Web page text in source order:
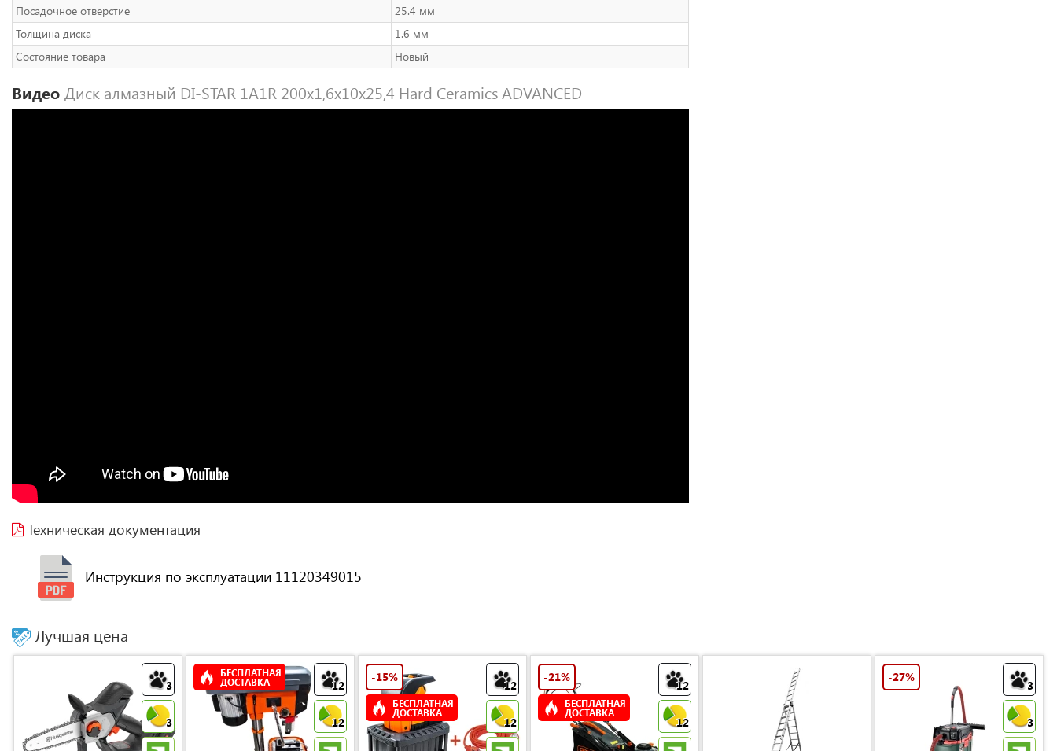
Посадочное отверстие
25.4 мм
Толщина диска
1.6 мм
Состояние товара
Новый
Видео Диск алмазный DI-STAR 1A1R 200x1,6x10x25,4 Hard Ceramics ADVANCED
Техническая документация
Инструкция по эксплуатации 11120349015
Лучшая цена
3
3
12
12
БЕСПЛАТНАЯ
ДОСТАВКА 12
12
-15%
БЕСПЛАТНАЯ
ДОСТАВКА
12
12
-21%
БЕСПЛАТНАЯ
ДОСТАВКА
3
3
-27%